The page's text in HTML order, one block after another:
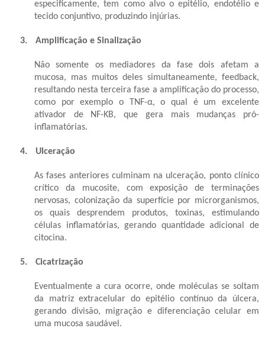
especificamente, tem como alvo o epitélio, endotélio e
tecido conjuntivo, produzindo injúrias.
3. Amplificação e Sinalização
Não somente os mediadores da fase dois afetam a
mucosa, mas muitos deles simultaneamente, feedback,
resultando nesta terceira fase a amplificação do processo,
como por exemplo o TNF-α, o qual é um excelente
ativador de NF-KB, que gera mais mudanças pró-
inflamatórias.
4. Ulceração
As fases anteriores culminam na ulceração, ponto clínico
crítico da mucosite, com exposição de terminações
nervosas, colonização da superfície por microrganismos,
os quais desprendem produtos, toxinas, estimulando
células inflamatórias, gerando quantidade adicional de
citocina.
5. Cicatrização
Eventualmente a cura ocorre, onde moléculas se soltam
da matriz extracelular do epitélio contínuo da úlcera,
gerando divisão, migração e diferenciação celular em
uma mucosa saudável.